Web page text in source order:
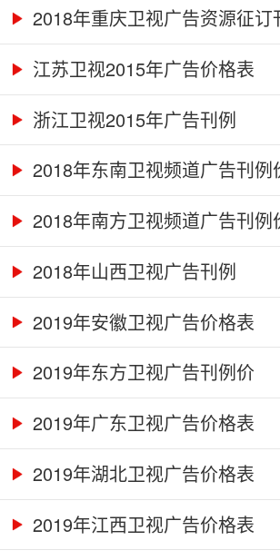
2018年重庆卫视广告资源征订
江苏卫视2015年广告价格表
浙江卫视2015年广告刊例
2018年东南卫视频道广告刊例
2018年南方卫视频道广告刊例
2018年山西卫视广告刊例
2019年安徽卫视广告价格表
2019年东方卫视广告刊例价
2019年广东卫视广告价格表
2019年湖北卫视广告价格表
2019年江西卫视广告价格表